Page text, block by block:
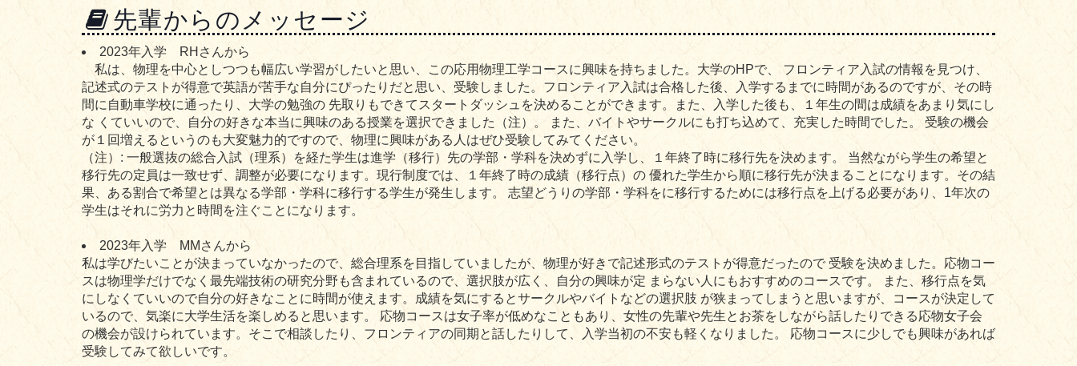
先輩からのメッセージ
2023年入学 RHさんから
私は、物理を中心としつつも幅広い学習がしたいと思い、この応用物理工学コースに興味を持ちました。大学のHPで、 フロンティア入試の情報を見つけ、
記述式のテストが得意で英語が苦手な自分にぴったりだと思い、受験しました。フロンティア入試は合格した後、入学するまでに時間があるのですが、その時
間に自動車学校に通ったり、大学の勉強の 先取りもできてスタートダッシュを決めることができます。また、入学した後も、１年生の間は成績をあまり気にし
な くていいので、自分の好きな本当に興味のある授業を選択できました（注）。 また、バイトやサークルにも打ち込めて、充実した時間でした。 受験の機会
が１回増えるというのも大変魅力的ですので、物理に興味がある人はぜひ受験してみてください。
（注）: 一般選抜の総合入試（理系）を経た学生は進学（移行）先の学部・学科を決めずに入学し、１年終了時に移行先を決めます。 当然ながら学生の希望と
移行先の定員は一致せず、調整が必要になります。現行制度では、１年終了時の成績（移行点）の 優れた学生から順に移行先が決まることになります。その結
果、ある割合で希望とは異なる学部・学科に移行する学生が発生します。 志望どうりの学部・学科をに移行するためには移行点を上げる必要があり、1年次の
学生はそれに労力と時間を注ぐことになります。
2023年入学 MMさんから
私は学びたいことが決まっていなかったので、総合理系を目指していましたが、物理が好きで記述形式のテストが得意だったので 受験を決めました。応物コー
スは物理学だけでなく最先端技術の研究分野も含まれているので、選択肢が広く、自分の興味が定 まらない人にもおすすめのコースです。 また、移行点を気
にしなくていいので自分の好きなことに時間が使えます。成績を気にするとサークルやバイトなどの選択肢 が狭まってしまうと思いますが、コースが決定して
いるので、気楽に大学生活を楽しめると思います。 応物コースは女子率が低めなこともあり、女性の先輩や先生とお茶をしながら話したりできる応物女子会
の機会が設けられています。そこで相談したり、フロンティアの同期と話したりして、入学当初の不安も軽くなりました。 応物コースに少しでも興味があれば
受験してみて欲しいです。